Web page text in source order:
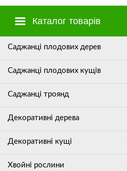
Каталог товарів
Cаджанці плодових дерев
Саджанці плодових кущів
Саджанці троянд
Декоративні дерева
Декоративні кущі
Хвойні рослини